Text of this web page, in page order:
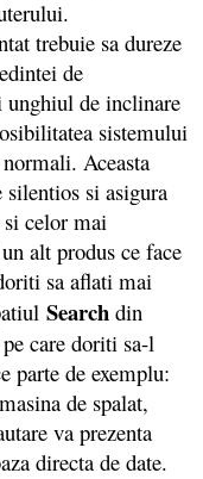
trebuie sa dureze
de
unghiul de inclinare
sistemului
Aceasta
silentios si asigura
celor mai
alt produs ce face
sa aflati mai
Search din
care doriti sa-l
parte de exemplu:
de spalat,
va prezenta
directa de date.